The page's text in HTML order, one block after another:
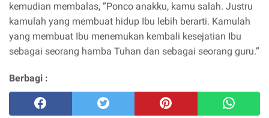
kemudian membalas, ”Ponco anakku, kamu salah. Justru
kamulah yang membuat hidup Ibu lebih berarti. Kamulah
yang membuat Ibu menemukan kembali kesejatian Ibu
sebagai seorang hamba Tuhan dan sebagai seorang guru.”
Berbagi :